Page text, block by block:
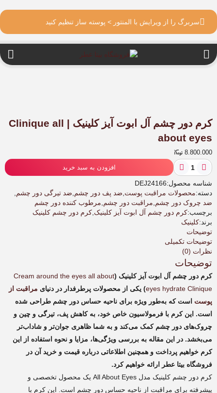
سربرگ را از ویرایش با المنتور > پوسته ساز تنظیم کنید
کرم دور چشم آل ابوت آیز کلینیک | Clinique all
about eyes
8.800.000
کرم
دور
چشم
آل
ابوت
آیز
کلینیک
|
Clinique
all
about
eyes
عدد
افزودن به سبد خرید
شناسه محصول:DEJ24166
دسته:محصولات مراقبت پوست ضد پف دور چشم ضد تیرگی دور چشم
ضد چروک دور چشم مراقبت دور چشم مرطوب کننده دور چشم
برچسب:کرم دور چشم آل ابوت آیز کلینیک کرم دور چشم کلینیک
برند:کلینیک
توضیحات
توضیحات تکمیلی
نظرات (0)
توضیحات
کرم دور چشم آل ابوت آیز کلینیک (Cream around the eyes all about
eyes hydrate Clinique) یکی از محصولات پرطرفدار در دنیای مراقبت از
پوست است که به‌طور ویژه برای ناحیه حساس دور چشم طراحی شده
است. این کرم با فرمولاسیون خاص خود، به کاهش پف، تیرگی و چین و
چروک‌های دور چشم کمک می‌کند و به شما ظاهری جوان‌تر و شاداب‌تر
می‌بخشد. در این مقاله به بررسی ویژگی‌ها، مزایا و نحوه استفاده از این
کرم خواهیم پرداخت و همچنین اطلاعاتی درباره قیمت و خرید آن در
فروشگاه بیتا عطر ارائه خواهیم کرد.
کرم دور چشم کلینیک مدل All About Eyes یک محصول تخصصی و
پیشرفته برای مراقبت از ناحیه حساس دور چشم است. این کرم با